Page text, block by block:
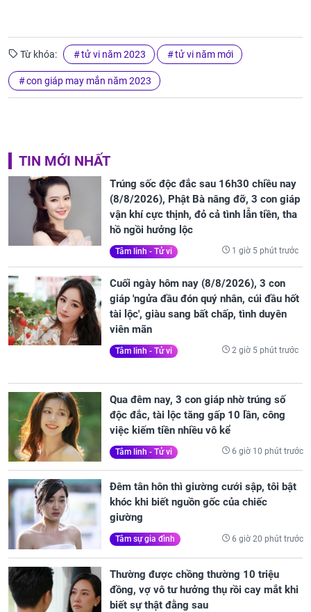
Từ khóa: tử vi năm 2023 tử vi năm mới
con giáp may mắn năm 2023
TIN MỚI NHẤT
Trúng sốc độc đắc sau 16h30 chiều nay
(8/8/2026), Phật Bà nâng đỡ, 3 con giáp
vận khí cực thịnh, đỏ cả tình lẫn tiền, tha
hồ ngồi hưởng lộc
Tâm linh - Tử vi 1 giờ 5 phút trước
Cuối ngày hôm nay (8/8/2026), 3 con
giáp 'ngửa đầu đón quý nhân, cúi đầu hốt
tài lộc', giàu sang bất chấp, tình duyên
viên mãn
Tâm linh - Tử vi 2 giờ 5 phút trước
Qua đêm nay, 3 con giáp nhờ trúng số
độc đắc, tài lộc tăng gấp 10 lần, công
việc kiếm tiền nhiều vô kể
Tâm linh - Tử vi 6 giờ 10 phút trước
Đêm tân hôn thì giường cưới sập, tôi bật
khóc khi biết nguồn gốc của chiếc
giường
Tâm sự gia đình 6 giờ 20 phút trước
Thường được chồng thường 10 triệu
đồng, vợ vô tư hưởng thụ rồi cay mắt khi
biết sự thật đằng sau